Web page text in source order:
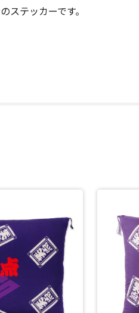
ステッカーです。